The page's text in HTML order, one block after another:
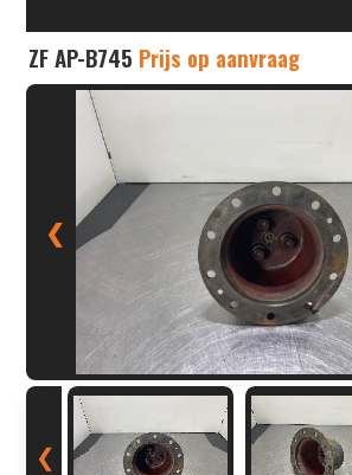
ZF AP-B745 Prijs op aanvraag
❮
❮